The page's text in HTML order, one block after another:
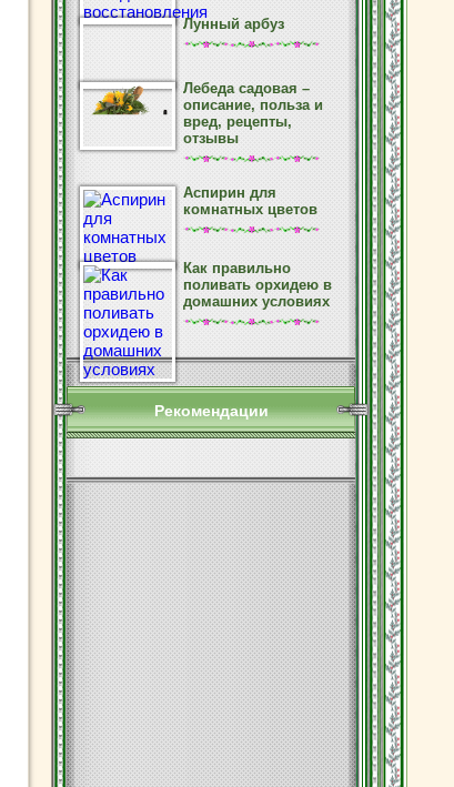
Лунный арбуз
Лебеда садовая –
описание, польза и
вред, рецепты,
отзывы
Аспирин для
комнатных цветов
Как правильно
поливать орхидею в
домашних условиях
Рекомендации